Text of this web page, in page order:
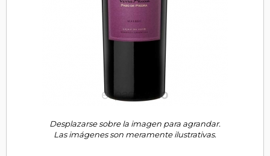
Desplazarse sobre la imagen para agrandar.
Las imágenes son meramente ilustrativas.